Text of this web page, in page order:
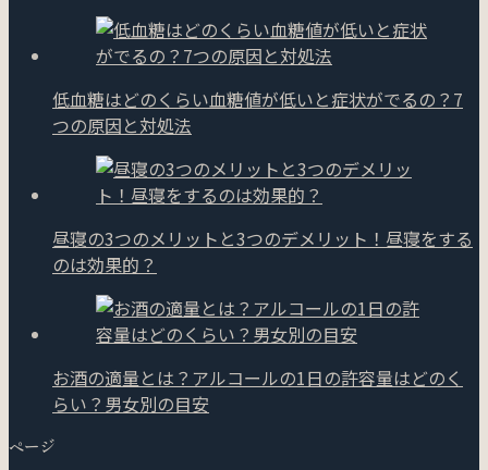
低血糖はどのくらい血糖値が低いと症状がでるの？7
つの原因と対処法
昼寝の3つのメリットと3つのデメリット！昼寝をする
のは効果的？
お酒の適量とは？アルコールの1日の許容量はどのく
らい？男女別の目安
ページ